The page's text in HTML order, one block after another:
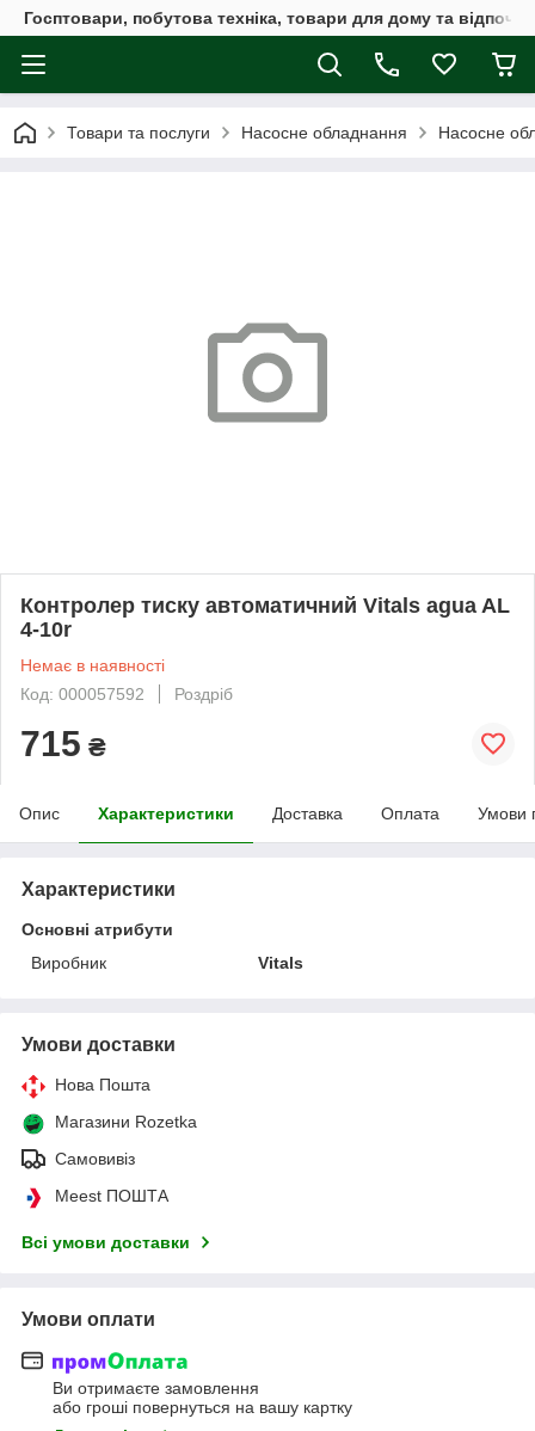
Госптовари, побутова техніка, товари для дому та
Товари та послуги Насосне обладнання Насосне
Контролер тиску автоматичний Vitals agua AL
4-10r
Немає в наявності
Код: 000057592
Роздріб
715 ₴
Опис Характеристики Доставка Оплата Умови
Характеристики
Основні атрибути
Виробник
Vitals
Умови доставки
Нова Пошта
Магазини Rozetka
Самовивіз
Meest ПОШТА
Всі умови доставки
Умови оплати
Ви отримаєте замовлення
або гроші повернуться на вашу картку